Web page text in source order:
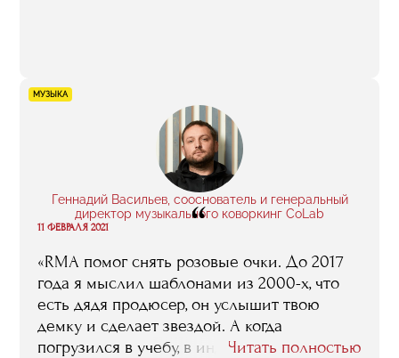
полученное в RMA профильное
образование, оказался если не решающим,
то по крайней мере очень весомым
аргументом для людей, которые
принимали решение о моем назначении в
„Каспий“.
МУЗЫКА
Геннадий Васильев, сооснователь и генеральный
директор музыкального коворкинг CoLab
“
11 ФЕВРАЛЯ 2021
«RMA помог снять розовые очки. До 2017
года я мыслил шаблонами из 2000-х, что
есть дядя продюсер, он услышит твою
демку и сделает звездой. А когда
погрузился в учебу, в индустрию, понял, что
Читать полностью